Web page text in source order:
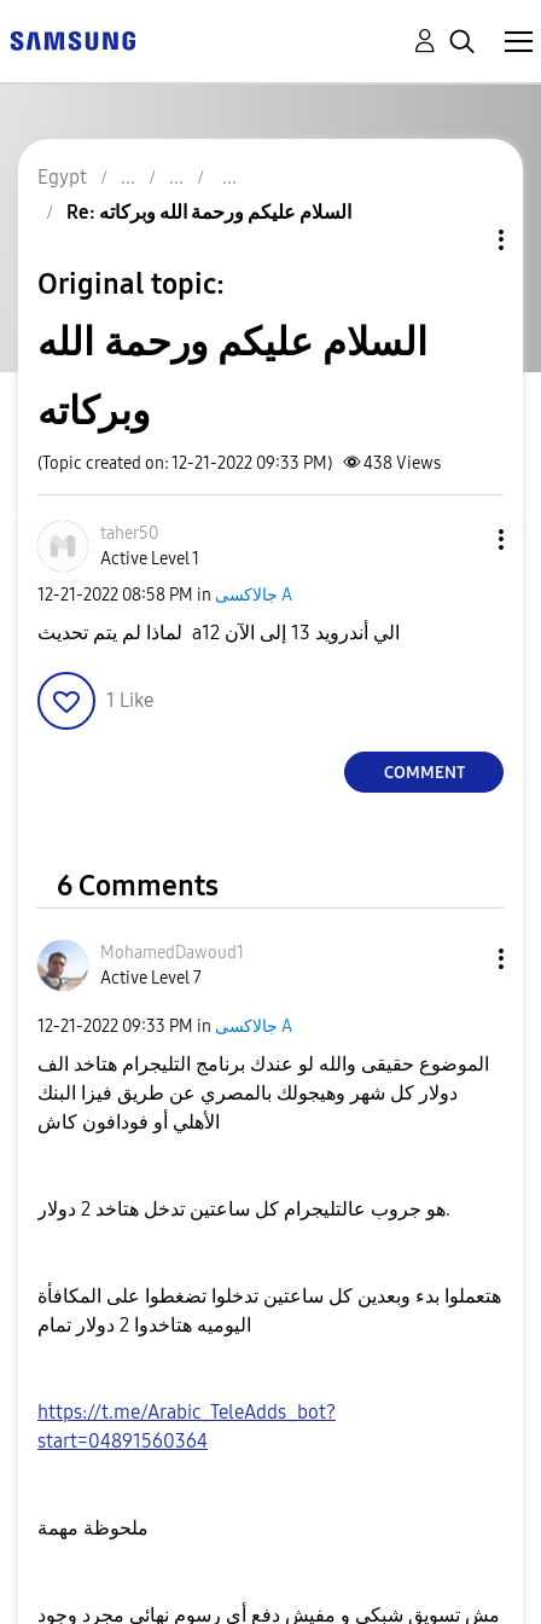
Egypt
Re: السلام عليكم ورحمة الله وبركاته
Original topic:
السلام عليكم ورحمة الله
وبركاته
(Topic created on: 12-21-2022 09:33 PM) 438Views
taher50
Active Level 1
‎12-21-2022 08:58 PM in جالاكسى A
1 Like
COMMENT
6 Comments
MohamedDawoud1
Active Level 7
‎12-21-2022 09:33 PM in جالاكسى A
الموضوع حقيقى والله لو عندك برنامج التليجرام هتاخد الف
دولار كل شهر وهيجولك بالمصري عن طريق فيزا البنك
الأهلي أو فودافون كاش
هو جروب عالتليجرام كل ساعتين تدخل هتاخد 2 دولار.
هتعملوا بدء وبعدين كل ساعتين تدخلوا تضغطوا على المكافأة
اليوميه هتاخدوا 2 دولار تمام
https://t.me/Arabic_TeleAdds_bot?
start=04891560364
ملحوظة مهمة
مش تسويق شبكي و مفيش دفع أي رسوم نهائي مجرد وجود